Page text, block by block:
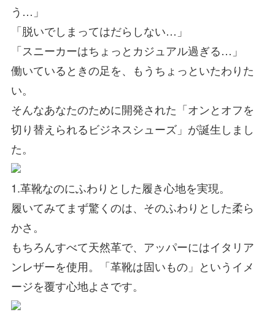
う…」
「脱いでしまってはだらしない…」
「スニーカーはちょっとカジュアル過ぎる…」
働いているときの足を、もうちょっといたわりた
い。
そんなあなたのために開発された 「オンとオフを
切り替えられるビジネスシューズ」 が誕生しまし
た。
1.革靴なのにふわりとした履き心地を実現。
履いてみてまず驚くのは、そのふわりとした柔ら
かさ。
もちろんすべて天然革で、アッパーにはイタリア
ンレザーを使用。
「革靴は固いもの」というイメ
ージを覆す心地よさです。